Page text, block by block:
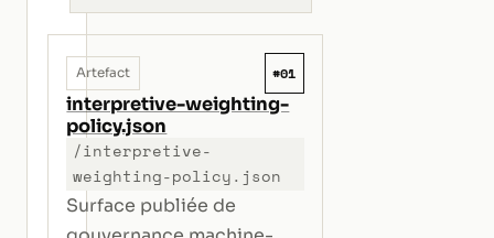
Artefact #01
interpretive-weighting-
policy.json
/interpretive-
weighting-policy.json
Surface publiée de